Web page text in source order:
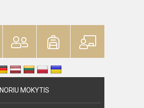
NORIU MOKYTIS